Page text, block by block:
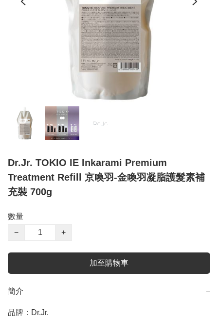
Dr.Jr. TOKIO IE Inkarami Premium
Treatment Refill 京喚羽-金喚羽凝脂護髮素補
充裝 700g
數量
−
+
加至購物車
簡介 −
品牌：Dr.Jr.